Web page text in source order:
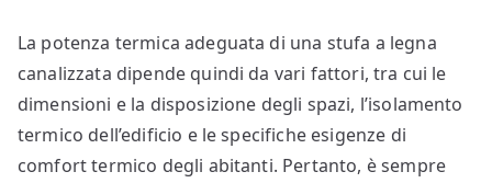
La potenza termica adeguata di una stufa a legna
canalizzata dipende quindi da vari fattori, tra cui le
dimensioni e la disposizione degli spazi, l’isolamento
termico dell’edificio e le specifiche esigenze di
comfort termico degli abitanti. Pertanto, è sempre